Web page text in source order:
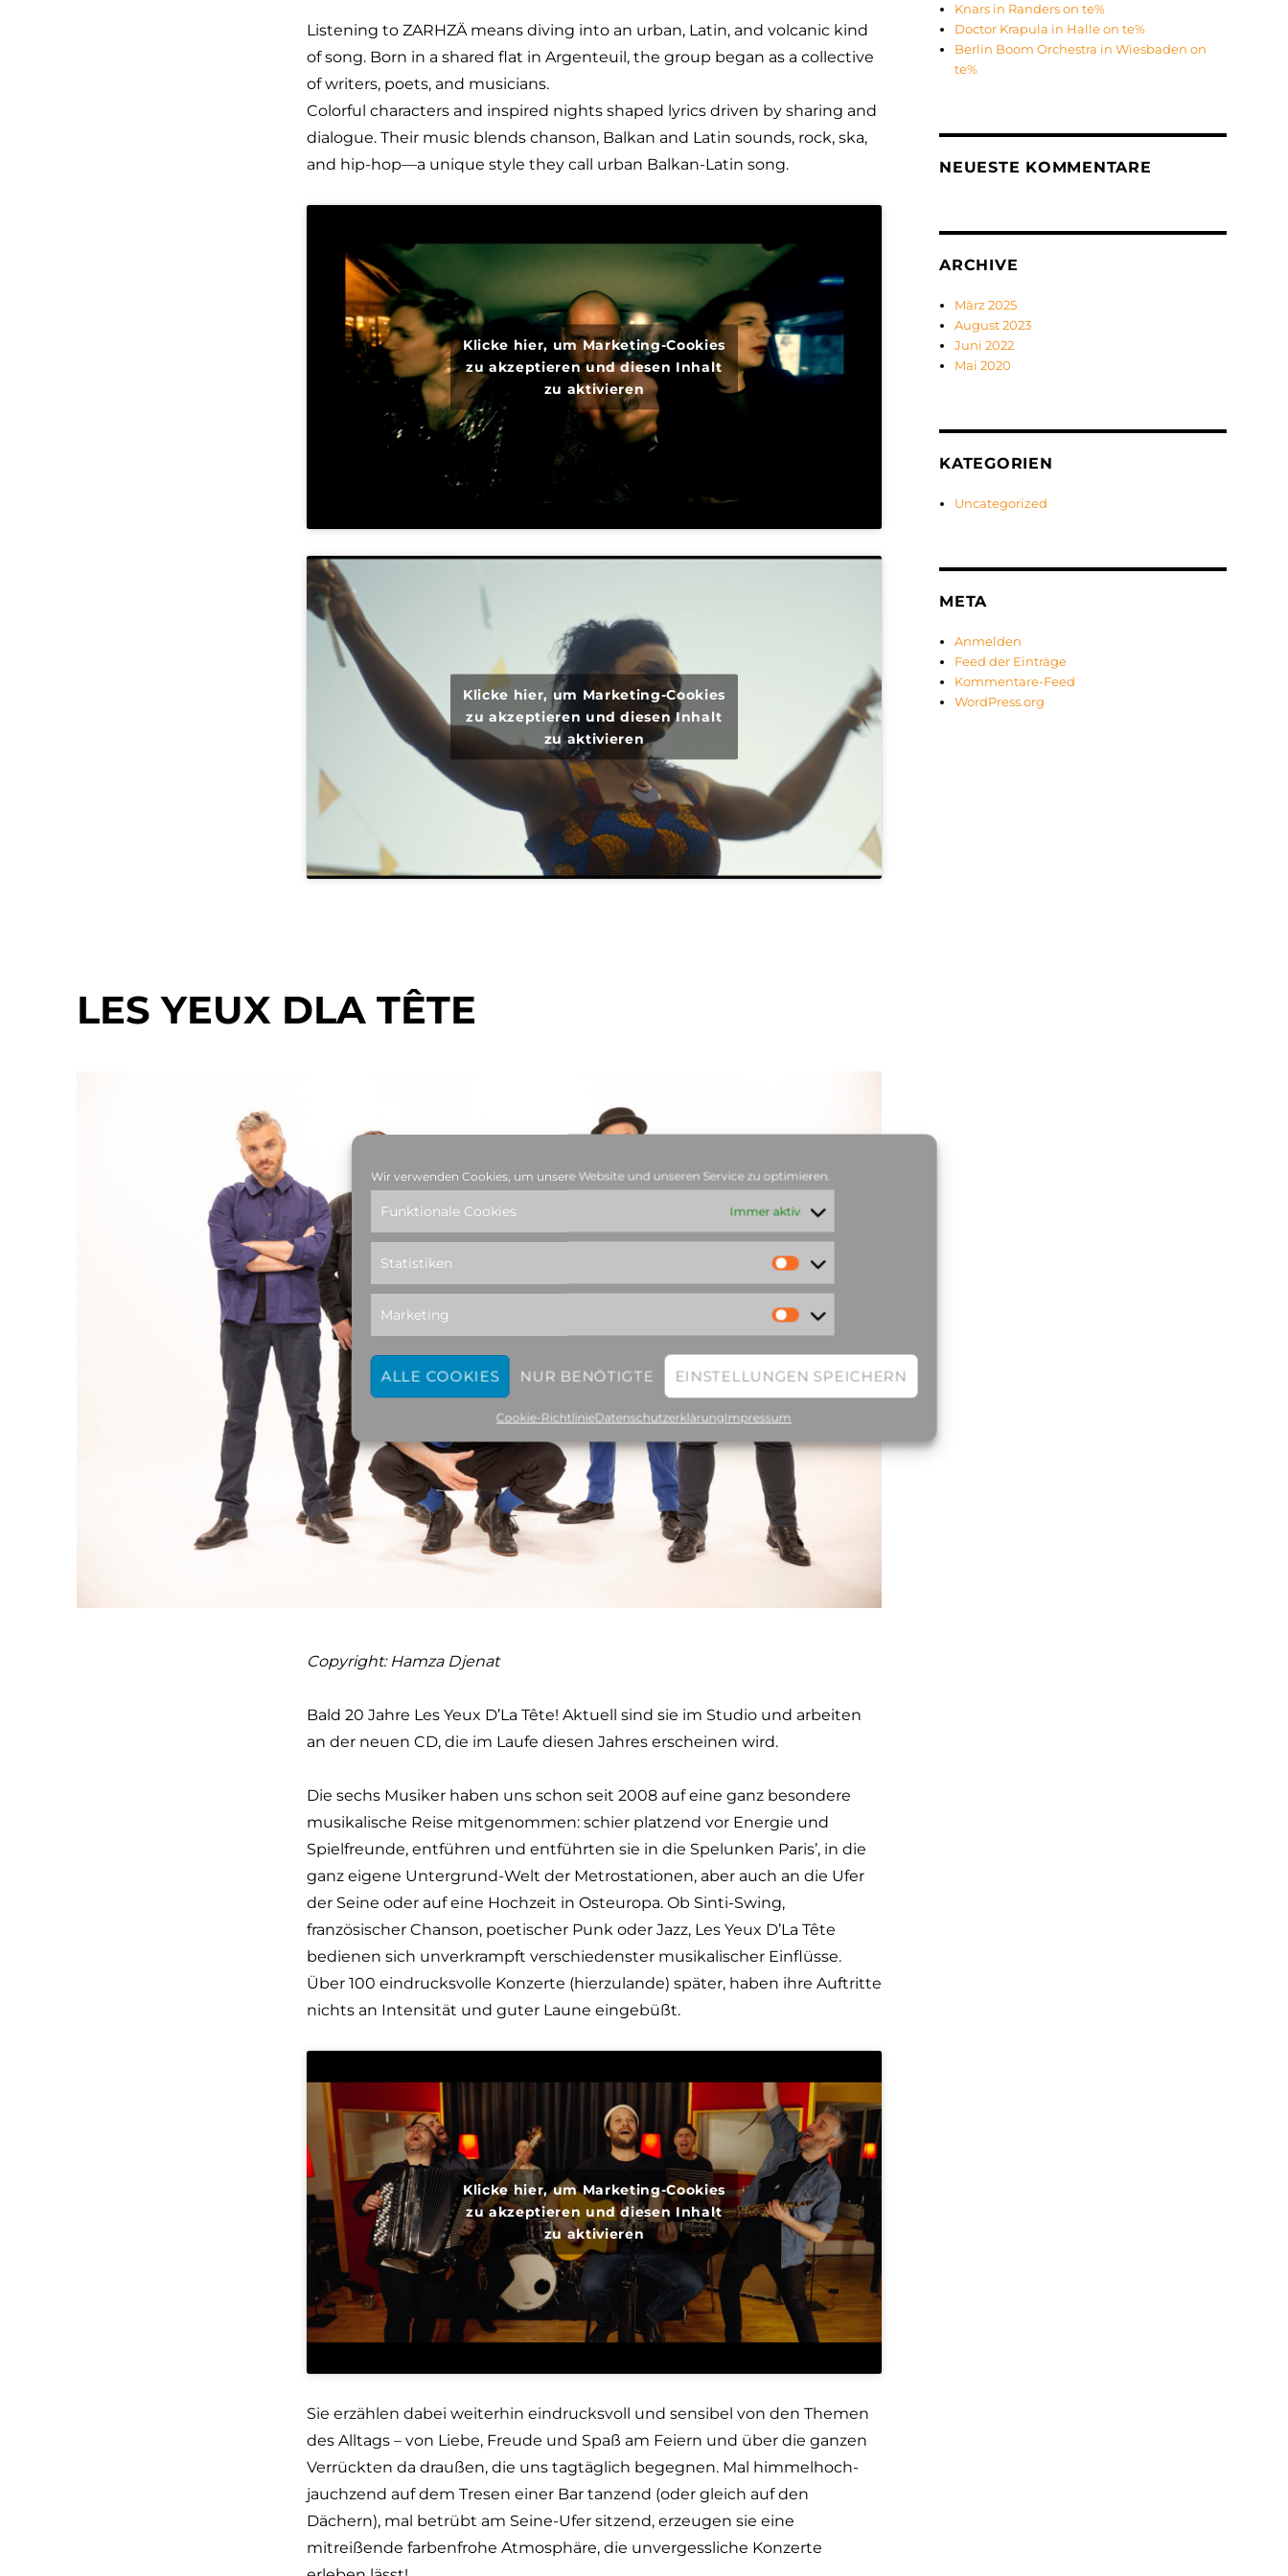
Wir verwenden Cookies, um unsere Website und unseren Service zu optimieren.
Funktionale Cookies Immer aktiv
Statistiken
Marketing
ALLE COOKIES NUR BENÖTIGTE EINSTELLUNGEN SPEICHERN
Cookie-RichtlinieDatenschutzerklärungImpressum
Listening to ZARHZÄ means diving into an urban, Latin, and volcanic kind
of song. Born in a shared flat in Argenteuil, the group began as a collective
of writers, poets, and musicians.
Colorful characters and inspired nights shaped lyrics driven by sharing and
dialogue. Their music blends chanson, Balkan and Latin sounds, rock, ska,
and hip-hop—a unique style they call urban Balkan-Latin song.
Klicke hier, um Marketing-Cookies
zu akzeptieren und diesen Inhalt
zu aktivieren
Klicke hier, um Marketing-Cookies
zu akzeptieren und diesen Inhalt
zu aktivieren
LES YEUX DLA TÊTE
Copyright: Hamza Djenat
Bald 20 Jahre Les Yeux D’La Tête! Aktuell sind sie im Studio und arbeiten
an der neuen CD, die im Laufe diesen Jahres erscheinen wird.
Die sechs Musiker haben uns schon seit 2008 auf eine ganz besondere
musikalische Reise mitgenommen: schier platzend vor Energie und
Spielfreunde, entführen und entführten sie in die Spelunken Paris’, in die
ganz eigene Untergrund-Welt der Metrostationen, aber auch an die Ufer
der Seine oder auf eine Hochzeit in Osteuropa. Ob Sinti-Swing,
französischer Chanson, poetischer Punk oder Jazz, Les Yeux D’La Tête
bedienen sich unverkrampft verschiedenster musikalischer Einflüsse.
Über 100 eindrucksvolle Konzerte (hierzulande) später, haben ihre Auftritte
nichts an Intensität und guter Laune eingebüßt.
Klicke hier, um Marketing-Cookies
zu akzeptieren und diesen Inhalt
zu aktivieren
Sie erzählen dabei weiterhin eindrucksvoll und sensibel von den Themen
des Alltags – von Liebe, Freude und Spaß am Feiern und über die ganzen
Verrückten da draußen, die uns tagtäglich begegnen. Mal himmelhoch-
jauchzend auf dem Tresen einer Bar tanzend (oder gleich auf den
Dächern), mal betrübt am Seine-Ufer sitzend, erzeugen sie eine
mitreißende farbenfrohe Atmosphäre, die unvergessliche Konzerte
Knars in Randers on te%
Doctor Krapula in Halle on te%
Berlin Boom Orchestra in Wiesbaden on
te%
NEUESTE KOMMENTARE
ARCHIVE
März 2025
August 2023
Juni 2022
Mai 2020
KATEGORIEN
Uncategorized
META
Anmelden
Feed der Einträge
Kommentare-Feed
WordPress.org